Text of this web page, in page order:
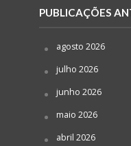
PUBLICAÇÕES
agosto 2026
julho 2026
junho 2026
maio 2026
abril 2026